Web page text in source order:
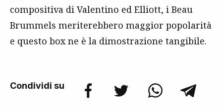
compositiva di Valentino ed Elliott, i Beau
Brummels meriterebbero maggior popolarità
e questo box ne è la dimostrazione tangibile.
Condividi su